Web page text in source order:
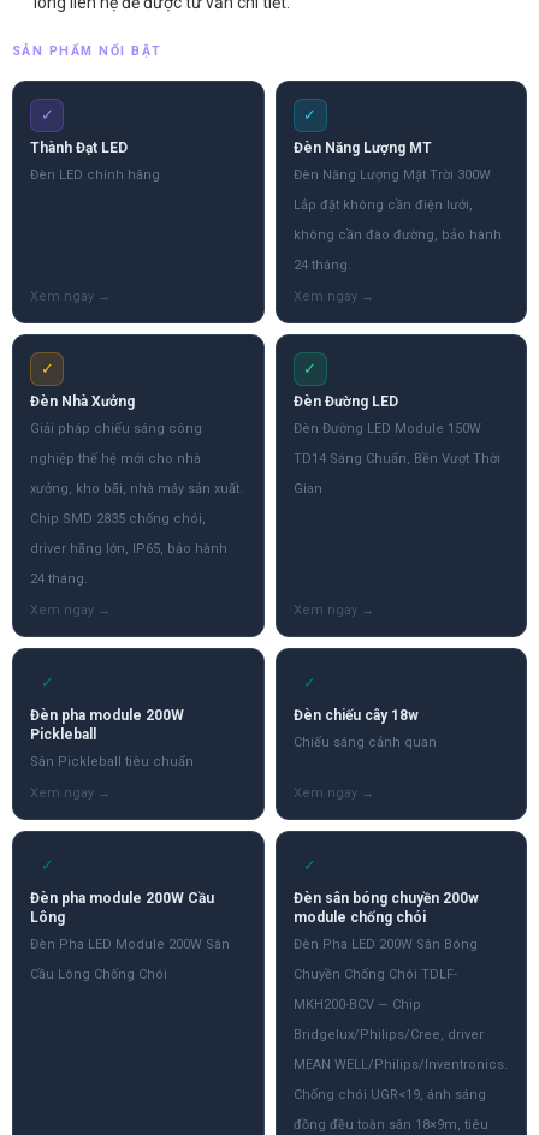
SẢN PHẨM NỔI BẬT
✓
Thành Đạt LED
Đèn LED chính hãng
✓
Đèn Năng Lượng MT
Đèn Năng Lượng Mặt Trời 300W
Lắp đặt không cần điện lưới,
không cần đào đường, bảo hành
24 tháng.
✓
Đèn Nhà Xưởng
Giải pháp chiếu sáng công
nghiệp thế hệ mới cho nhà
xưởng, kho bãi, nhà máy sản xuất.
Chip SMD 2835 chống chói,
driver hãng lớn, IP65, bảo hành
24 tháng.
✓
Đèn Đường LED
Đèn Đường LED Module 150W
TD14 Sáng Chuẩn, Bền Vượt Thời
Gian
✓
Đèn pha module 200W
Pickleball
Sân Pickleball tiêu chuẩn
✓
Đèn chiếu cây 18w
Chiếu sáng cảnh quan
✓
Đèn pha module 200W Cầu
Lông
Đèn Pha LED Module 200W Sân
Cầu Lông Chống Chói
✓
Đèn sân bóng chuyền 200w
module chống chói
Đèn Pha LED 200W Sân Bóng
Chuyền Chống Chói TDLF-
MKH200-BCV — Chip
Bridgelux/Philips/Cree, driver
MEAN WELL/Philips/Inventronics.
Chống chói UGR<19, ánh sáng
đồng đều toàn sân 18×9m, tiêu